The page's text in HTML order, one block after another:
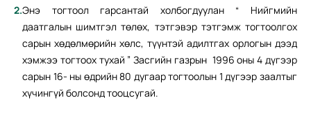
Энэ тогтоол гарсантай холбогдуулан “ Нийгмийн
даатгалын шимтгэл төлөх, тэтгэвэр тэтгэмж тогтоолгох
сарын хөдөлмөрийн хөлс, түүнтэй адилтгах орлогын дээд
хэмжээ тогтоох тухай ” Засгийн газрын 1996 оны 4 дүгээр
сарын 16- ны өдрийн 80 дугаар тогтоолын 1 дүгээр заалтыг
хүчингүй болсонд тооцсугай.